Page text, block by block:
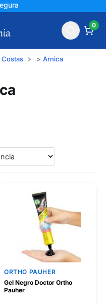
0
Costas Arnica
ORTHO PAUHER
Gel Negro Doctor Ortho
Pauher